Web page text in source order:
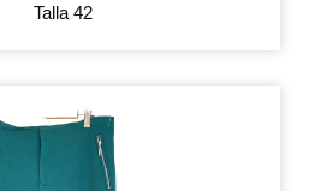
Talla 42